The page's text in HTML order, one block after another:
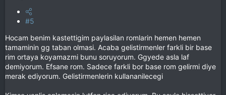
#5
Hocam benim kastettigim paylasilan romlarin hemen hemen
tamaminin gg taban olmasi. Acaba gelistirmenler farkli bir base
rim ortaya koyamazmi bunu soruyorum. Ggyede asla laf
demiyorum. Efsane rom. Sadece farkli bor base rom gelirmi diye
merak ediyorum. Gelistirmenlerin kullananilecegi